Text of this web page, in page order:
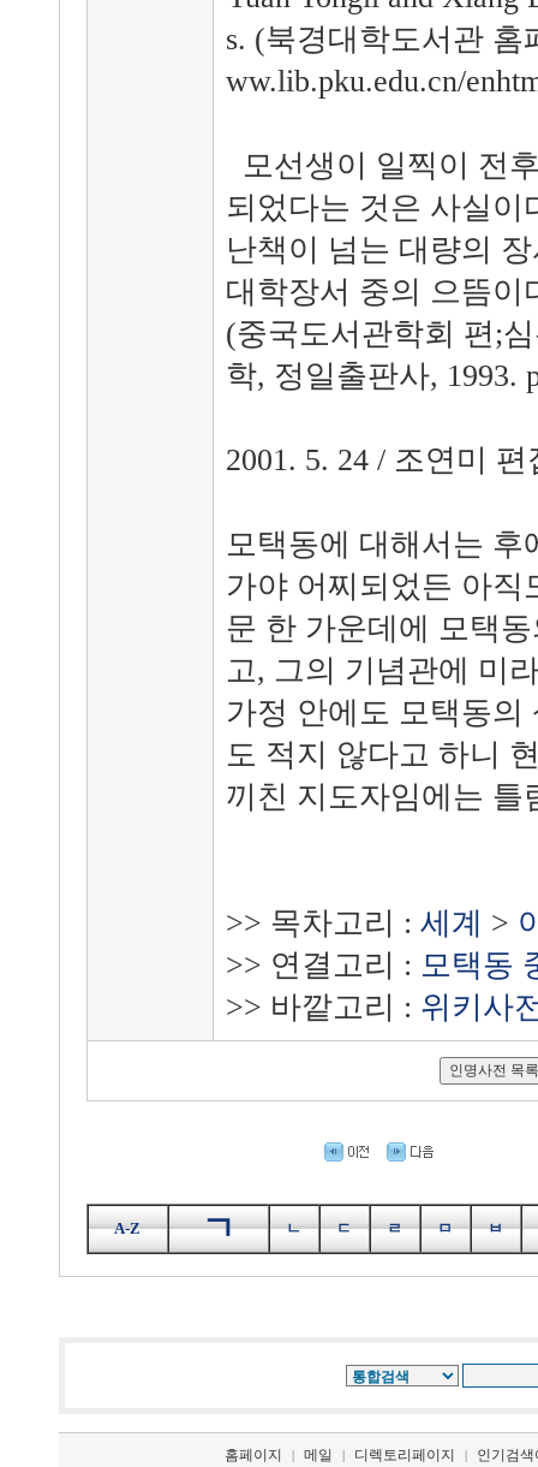
s. (북경대학도서관
ww.lib.pku.edu.cn/
모선생이 일찍이 전
되었다는 것은 사실이
난책이 넘는 대량의
대학장서 중의 으뜸이
(중국도서관학회 편;
학, 정일출판사, 1993.
2001. 5. 24 / 조연미 편
모택동에 대해서는 후
가야 어찌되었든 아
문 한 가운데에 모택
고, 그의 기념관에 미
가정 안에도 모택동의
도 적지 않다고 하니
끼친 지도자임에는 틀
>> 목차고리 : 세계 >
>> 연결고리 : 모택동
>> 바깥고리 : 위키사
A-Z ㄱ ㄴ ㄷ ㄹ ㅁ ㅂ
홈페이지 | 메일 | 디렉토리페이지 | 인기검색